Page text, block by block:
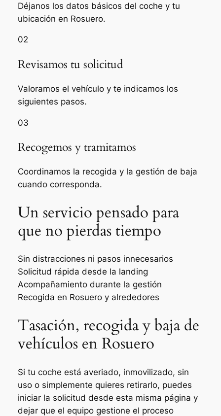
Déjanos los datos básicos del coche y tu
ubicación en Rosuero.
02
Revisamos tu solicitud
Valoramos el vehículo y te indicamos los
siguientes pasos.
03
Recogemos y tramitamos
Coordinamos la recogida y la gestión de baja
cuando corresponda.
Un servicio pensado para
que no pierdas tiempo
Sin distracciones ni pasos innecesarios
Solicitud rápida desde la landing
Acompañamiento durante la gestión
Recogida en Rosuero y alrededores
Tasación, recogida y baja de
vehículos en Rosuero
Si tu coche está averiado, inmovilizado, sin
uso o simplemente quieres retirarlo, puedes
iniciar la solicitud desde esta misma página y
dejar que el equipo gestione el proceso